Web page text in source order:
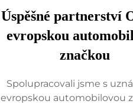
Úspěšné partnerství
evropskou
značkou
Spolupracovali jsme s
evropskou automobilovou